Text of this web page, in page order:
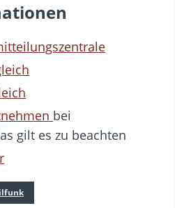
bei
gilt es zu beachten